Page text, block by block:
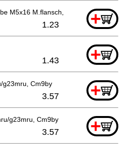
M5x16 M.flansch, Cm9uby, G23ss
+
1.23
+
1.43
g23mru, Cm9by +
3.57
g23mru, Cm9by +
3.57